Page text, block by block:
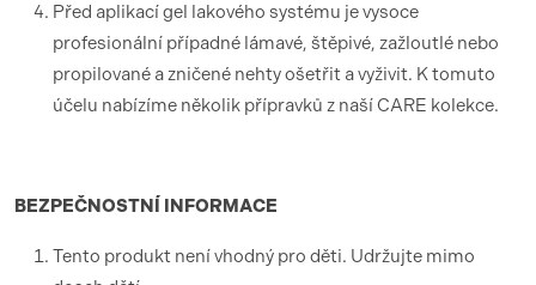
Před aplikací gel lakového systému je vysoce
profesionální případné lámavé, štěpivé, zažloutlé nebo
propilované a zničené nehty ošetřit a vyživit. K tomuto
účelu nabízíme několik přípravků z naší CARE kolekce.
BEZPEČNOSTNÍ INFORMACE
Tento produkt není vhodný pro děti. Udržujte mimo